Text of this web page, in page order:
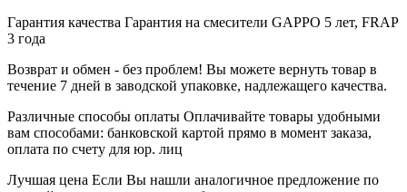
Гарантия качества Гарантия на смесители GAPPO 5 лет, FRAP
3 года
Возврат и обмен - без проблем! Вы можете вернуть товар в
течение 7 дней в заводской упаковке, надлежащего качества.
Различные способы оплаты Оплачивайте товары удобными
вам способами: банковской картой прямо в момент заказа,
оплата по счету для юр. лиц
Лучшая цена Если Вы нашли аналогичное предложение по